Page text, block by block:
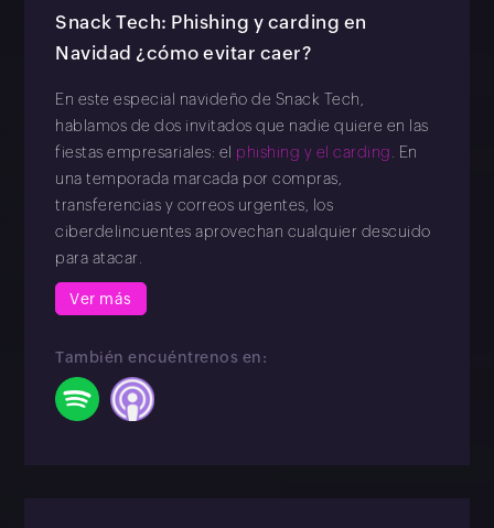
Snack Tech: Phishing y carding en
Navidad ¿cómo evitar caer?
En este especial navideño de Snack Tech,
hablamos de dos invitados que nadie quiere en las
fiestas empresariales: el phishing y el carding
. En
una temporada marcada por compras,
transferencias y correos urgentes, los
ciberdelincuentes aprovechan cualquier descuido
para atacar.
Ver más
También encuéntrenos en: